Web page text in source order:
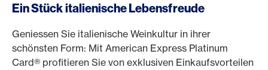
Ein Stück italienische Lebensfreude
Geniessen Sie italienische Weinkultur in ihrer
schönsten Form: Mit American Express Platinum
Card® profitieren Sie von exklusiven Einkaufsvorteilen